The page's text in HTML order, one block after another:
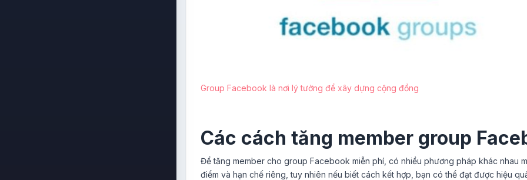
Group Facebook là nơi lý tưởng để xây dựng cộng đồng
Các cách tăng member group
Để tăng member cho group Facebook miễn phí, có nhiều phương pháp khác nhau
điểm và hạn chế riêng, tuy nhiên nếu biết cách kết hợp, bạn có thể đạt được hiệu